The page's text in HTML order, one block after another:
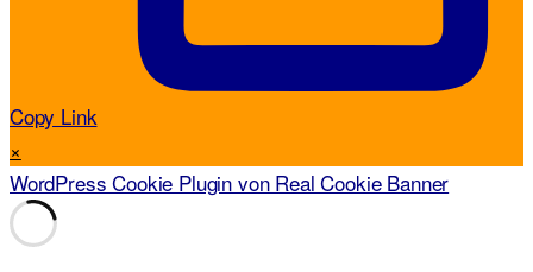
Copy Link
×
WordPress Cookie Plugin von Real Cookie Banner